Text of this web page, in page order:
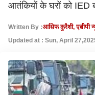
आतंकियों के घरों को IED
Written By :आसिफ कुरैशी, एबीपी
Updated at : Sun, April